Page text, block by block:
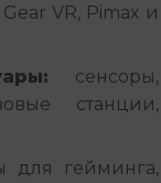
VR, Pimax и
сенсоры,
станции,
для гейминга,